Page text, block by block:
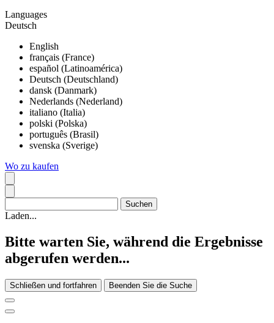
Languages
Deutsch
English
français (France)
español (Latinoamérica)
Deutsch (Deutschland)
dansk (Danmark)
Nederlands (Nederland)
italiano (Italia)
polski (Polska)
português (Brasil)
svenska (Sverige)
Wo zu kaufen
Laden...
Bitte warten Sie, während die Ergebnisse
abgerufen werden...
Schließen und fortfahren Beenden Sie die Suche